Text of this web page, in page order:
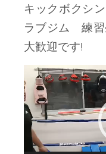
キックボクシ
ラブジム 練習
大歓迎です!
動
画
プ
レ
ー